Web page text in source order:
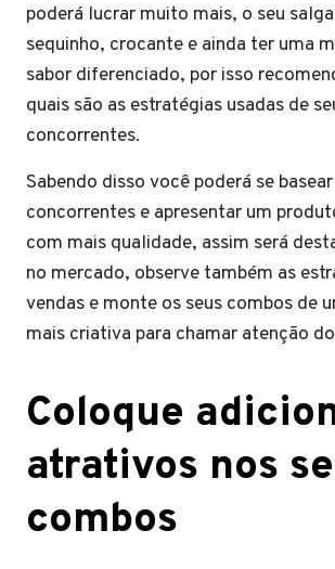
poderá lucrar muito mais, o seu
sequinho, crocante e ainda ter uma
sabor diferenciado, por isso
quais são as estratégias usadas de
concorrentes.
Sabendo disso você poderá se
concorrentes e apresentar um
com mais qualidade, assim será
no mercado, observe também as
vendas e monte os seus combos de
mais criativa para chamar atenção
Coloque
atrativos nos
combos